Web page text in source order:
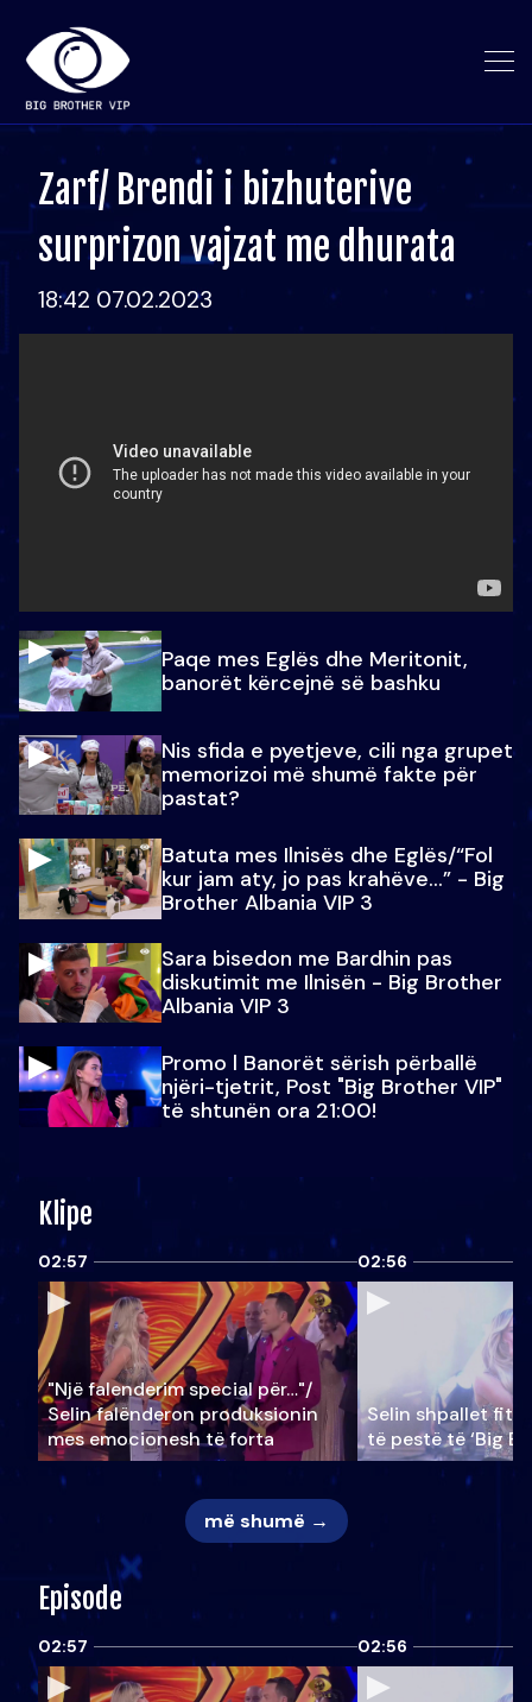
Zarf/ Brendi i bizhuterive
surprizon vajzat me dhurata
18:42 07.02.2023
Paqe mes Eglës dhe Meritonit,
banorët kërcejnë së bashku
Nis sfida e pyetjeve, cili nga grupet
memorizoi më shumë fakte për
pastat?
Batuta mes Ilnisës dhe Eglës/“Fol
kur jam aty, jo pas krahëve…” - Big
Brother Albania VIP 3
Sara bisedon me Bardhin pas
diskutimit me Ilnisën - Big Brother
Albania VIP 3
Promo l Banorët sërish përballë
njëri-tjetrit, Post "Big Brother VIP"
të shtunën ora 21:00!
Klipe
02:57
"Një falenderim special për…"/
Selin falënderon produksionin
mes emocionesh të forta
02:56
Selin shpallet
të pestë të ‘Big
më shumë →
Episode
02:57 02:56